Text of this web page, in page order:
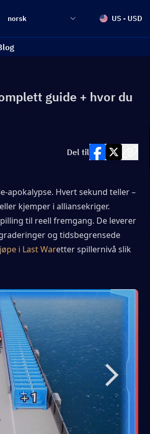
norsk US - USD
guide + hvor du
Del til
apokalypse. Hvert sekund teller –
kjemper i alliansekriger.
til reell fremgang. De leverer
og tidsbegrensede
i Last Waretter spillernivå slik